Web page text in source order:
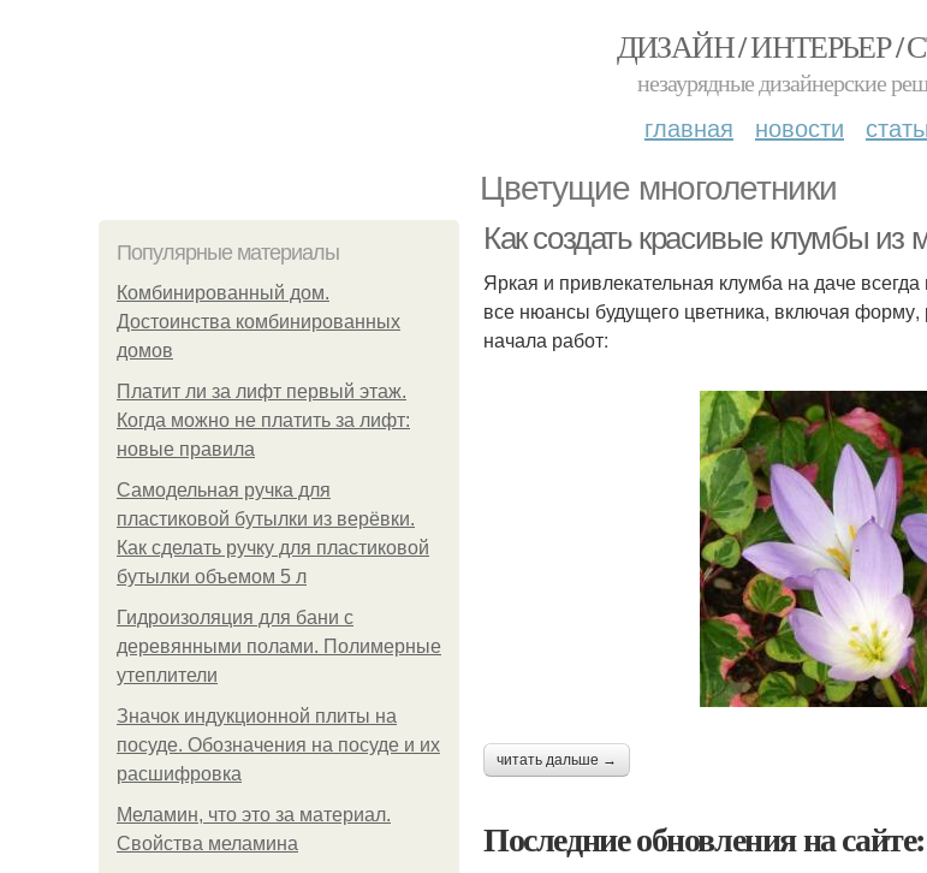
ДИЗАЙН / ИНТЕРЬЕР /
незаурядные дизайнерские
главная новости
Цветущие многолетники
Популярные материалы
Комбинированный дом.
Достоинства комбинированных
домов
Платит ли за лифт первый этаж.
Когда можно не платить за лифт:
новые правила
Самодельная ручка для
пластиковой бутылки из верёвки.
Как сделать ручку для пластиковой
бутылки объемом 5 л
Гидроизоляция для бани с
деревянными полами. Полимерные
утеплители
Значок индукционной плиты на
посуде. Обозначения на посуде и их
расшифровка
Меламин, что это за материал.
Свойства меламина
Как создать красивые клумбы из
Яркая и привлекательная клумба на даче
все нюансы будущего цветника, включая
начала работ:
читать дальше →
Последние обновления на сайте: